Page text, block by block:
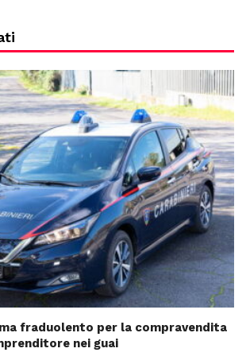
fraduolento per la compravendita
nei guai